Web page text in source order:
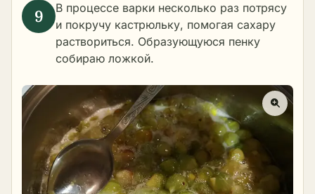
В процессе варки несколько раз потрясу
и покручу кастрюльку, помогая сахару
раствориться. Образующуюся пенку
собираю ложкой.